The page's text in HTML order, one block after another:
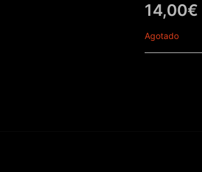
14,00€
Agotado